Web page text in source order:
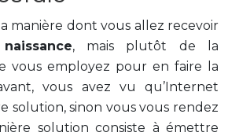
manière dont vous allez recevoir
, mais plutôt de la
vous employez pour en faire la
vous avez vu qu’Internet
solution, sinon vous vous rendez
solution consiste à émettre